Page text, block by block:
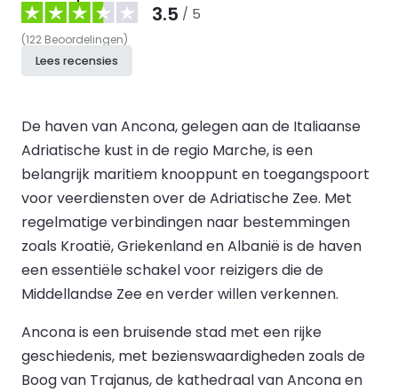
3.5 / 5
(122 Beoordelingen)
Lees recensies
De haven van Ancona, gelegen aan de Italiaanse
Adriatische kust in de regio Marche, is een
belangrijk maritiem knooppunt en toegangspoort
voor veerdiensten over de Adriatische Zee. Met
regelmatige verbindingen naar bestemmingen
zoals Kroatië, Griekenland en Albanië is de haven
een essentiële schakel voor reizigers die de
Middellandse Zee en verder willen verkennen.
Ancona is een bruisende stad met een rijke
geschiedenis, met bezienswaardigheden zoals de
Boog van Trajanus, de kathedraal van Ancona en